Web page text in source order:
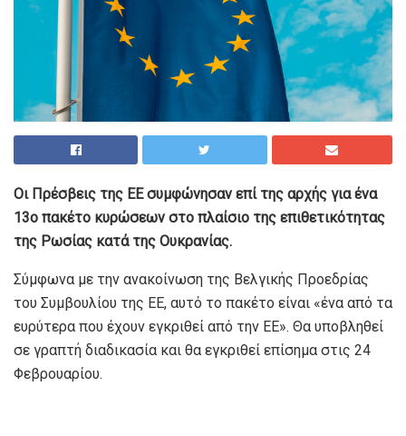
Οι Πρέσβεις της ΕΕ συμφώνησαν επί της αρχής για ένα
13ο πακέτο κυρώσεων στο πλαίσιο της επιθετικότητας
της Ρωσίας κατά της Ουκρανίας.
Σύμφωνα με την ανακοίνωση της Βελγικής Προεδρίας
του Συμβουλίου της ΕΕ, αυτό το πακέτο είναι «ένα από τα
ευρύτερα που έχουν εγκριθεί από την ΕΕ». Θα υποβληθεί
σε γραπτή διαδικασία και θα εγκριθεί επίσημα στις 24
Φεβρουαρίου.